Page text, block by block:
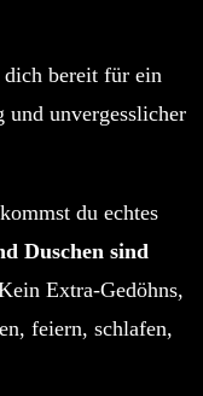
dich bereit für ein
unvergesslicher
du echtes
Duschen sind
Extra-Gedöhns,
feiern, schlafen,